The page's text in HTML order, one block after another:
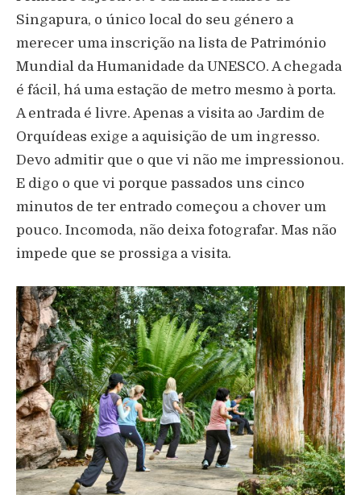
Singapura, o único local do seu género a
merecer uma inscrição na lista de Património
Mundial da Humanidade da UNESCO. A chegada
é fácil, há uma estação de metro mesmo à porta.
A entrada é livre. Apenas a visita ao Jardim de
Orquídeas exige a aquisição de um ingresso.
Devo admitir que o que vi não me impressionou.
E digo o que vi porque passados uns cinco
minutos de ter entrado começou a chover um
pouco. Incomoda, não deixa fotografar. Mas não
impede que se prossiga a visita.